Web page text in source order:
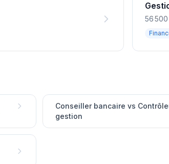
56
Conseiller bancaire vs
gestion